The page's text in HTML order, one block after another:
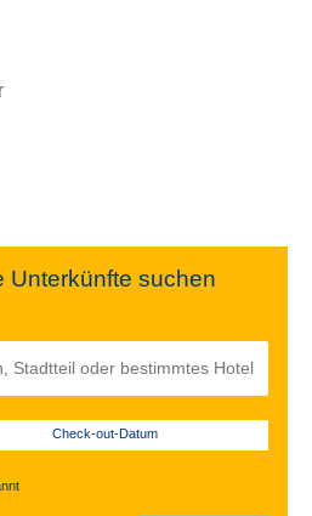
Unterkünfte suchen
Check-out-Datum